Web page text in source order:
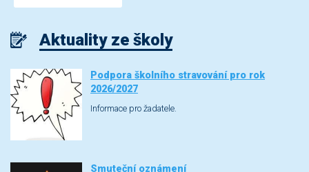
Aktuality ze školy
Podpora školního stravování pro rok
2026/2027
Informace pro žadatele.
Smuteční oznámení